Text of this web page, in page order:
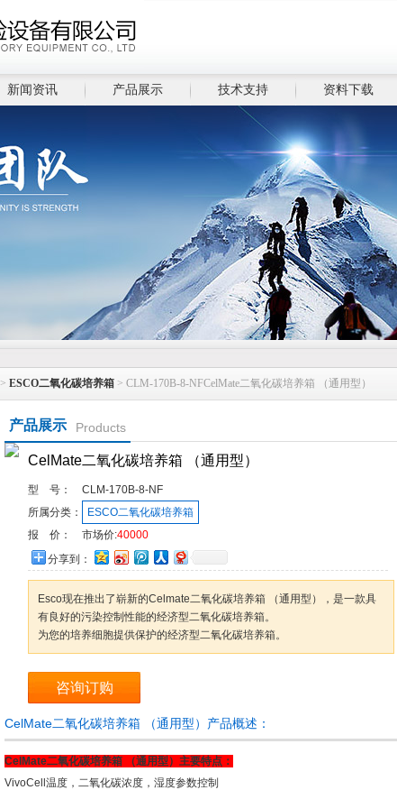
新闻资讯 产品展示 技术支持 资料下载
> ESCO二氧化碳培养箱 > CLM-170B-8-NFCelMate二氧化碳培养箱 （通用型）
产品展示 Products
CelMate二氧化碳培养箱 （通用型）
型 号：
CLM-170B-8-NF
所属分类：
ESCO二氧化碳培养箱
报 价：
市场价:40000
分享到：
Esco现在推出了崭新的Celmate二氧化碳培养箱 （通用型），是一款具
有良好的污染控制性能的经济型二氧化碳培养箱。
为您的培养细胞提供保护的经济型二氧化碳培养箱。
咨询订购
CelMate二氧化碳培养箱 （通用型）产品概述：
CelMate二氧化碳培养箱 （通用型） 主要特点：
VivoCell温度，二氧化碳浓度，湿度参数控制